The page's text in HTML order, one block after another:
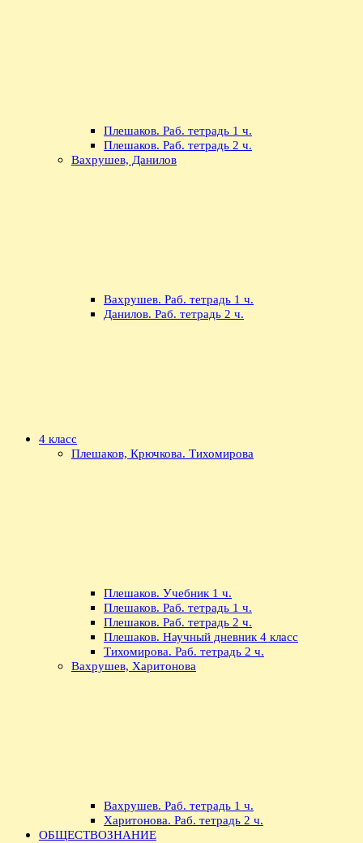
Плешаков. Раб. тетрадь 1 ч.
Плешаков. Раб. тетрадь 2 ч.
Вахрушев, Данилов
Вахрушев. Раб. тетрадь 1 ч.
Данилов. Раб. тетрадь 2 ч.
4 класс
Плешаков, Крючкова. Тихомирова
Плешаков. Учебник 1 ч.
Плешаков. Раб. тетрадь 1 ч.
Плешаков. Раб. тетрадь 2 ч.
Плешаков. Научный дневник 4 класс
Тихомирова. Раб. тетрадь 2 ч.
Вахрушев, Харитонова
Вахрушев. Раб. тетрадь 1 ч.
Харитонова. Раб. тетрадь 2 ч.
ОБЩЕСТВОЗНАНИЕ